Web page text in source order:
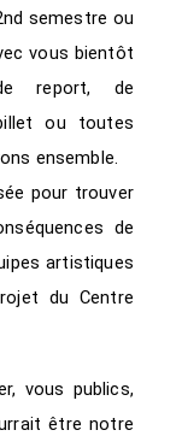
semestre ou
vous bientôt
report, de
ou toutes
ensemble.
pour trouver
de
artistiques
du Centre
vous publics,
être notre